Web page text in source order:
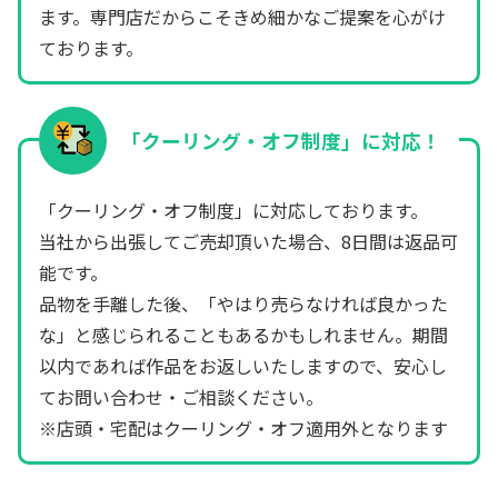
ます。専門店だからこそきめ細かなご提案を心がけ
ております。
「クーリング・オフ制度」に対応！
「クーリング・オフ制度」に対応しております。
当社から出張してご売却頂いた場合、8日間は返品可
能です。
品物を手離した後、「やはり売らなければ良かった
な」と感じられることもあるかもしれません。期間
以内であれば作品をお返しいたしますので、安心し
てお問い合わせ・ご相談ください。
※店頭・宅配はクーリング・オフ適用外となります